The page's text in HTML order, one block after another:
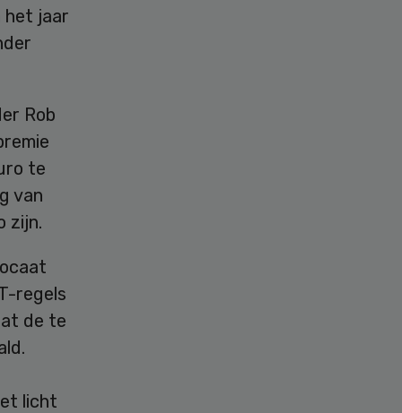
het jaar
Rob
te
van
zijn.
regels
de te
licht